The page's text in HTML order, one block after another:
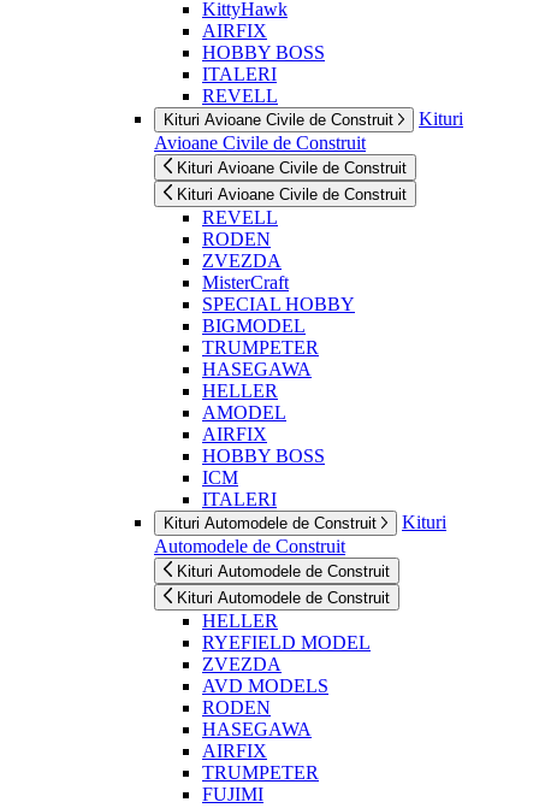
KittyHawk
AIRFIX
HOBBY BOSS
ITALERI
REVELL
Kituri Avioane Civile de Construit
Kituri
Avioane Civile de Construit
Kituri Avioane Civile de Construit
Kituri Avioane Civile de Construit
REVELL
RODEN
ZVEZDA
MisterCraft
SPECIAL HOBBY
BIGMODEL
TRUMPETER
HASEGAWA
HELLER
AMODEL
AIRFIX
HOBBY BOSS
ICM
ITALERI
Kituri Automodele de Construit
Kituri
Automodele de Construit
Kituri Automodele de Construit
Kituri Automodele de Construit
HELLER
RYEFIELD MODEL
ZVEZDA
AVD MODELS
RODEN
HASEGAWA
AIRFIX
TRUMPETER
FUJIMI